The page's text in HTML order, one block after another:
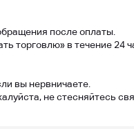
после оплаты.
торговлю» в течение 24
вы нервничаете.
не стесняйтесь